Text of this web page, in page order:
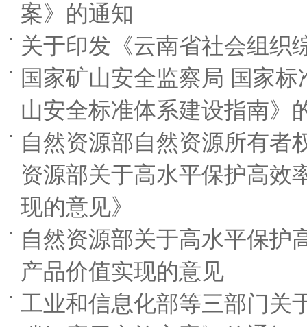
案》的通知
关于印发《云南省社会组织
国家矿山安全监察局 国家
山安全标准体系建设指南》
自然资源部自然资源所有者
资源部关于高水平保护高效
现的意见》
自然资源部关于高水平保护
产品价值实现的意见
工业和信息化部等三部门关